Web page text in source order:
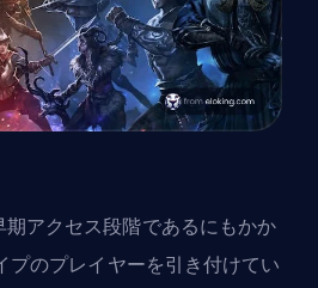
アクセス段階であるにもかか
プのプレイヤーを引き付けてい